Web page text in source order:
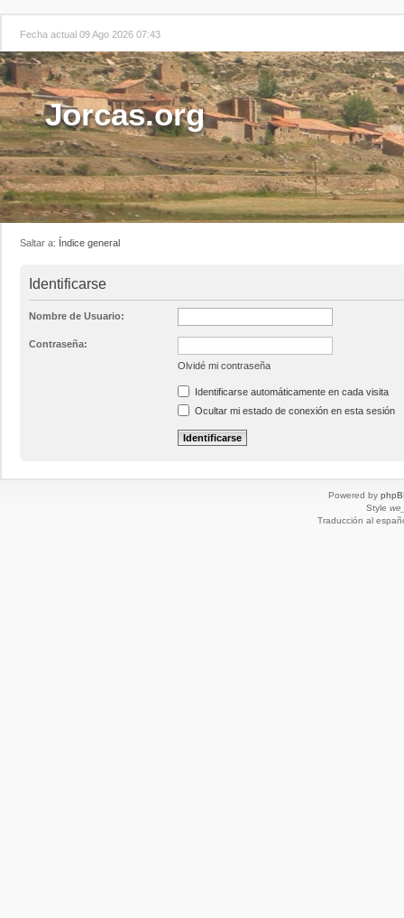
Fecha actual 09 Ago 2026 07:43
Jorcas.org
Saltar a: Índice general
Identificarse
Nombre de Usuario:
Contraseña:
Olvidé mi contraseña
Identificarse automáticamente en cada visita
Ocultar mi estado de conexión en esta sesión
Powered by
Style
Traducción al